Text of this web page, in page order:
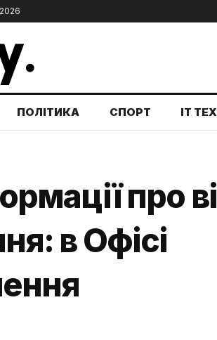
ПОЛІТИКА СПОРТ IT
про
в Офісі